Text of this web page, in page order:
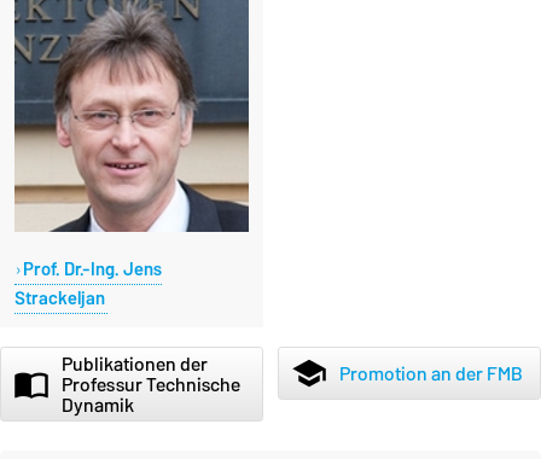
Prof. Dr.-Ing. Jens
Strackeljan
import_contacts
Publikationen der
Professur Technische
Dynamik
school Promotion an der FMB